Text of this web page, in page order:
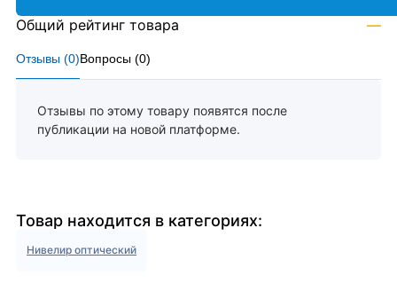
Отзывы (0)Вопросы (0)
Отзывы по этому товару появятся после
публикации на новой платформе.
Общий рейтинг товара —
Товар находится в категориях:
Нивелир оптический